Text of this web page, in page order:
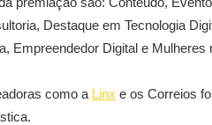
Destaque em Tecnologia
Empreendedor Digital e
como a Linx e os Correios